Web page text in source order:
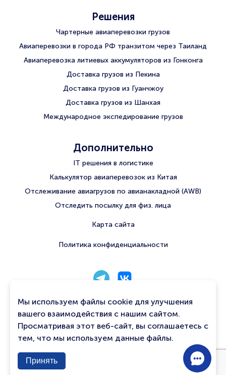
Решения
Чартерные авиаперевозки грузов
Авиаперевозки в города РФ транзитом через Таиланд
Авиаперевозка литиевых аккумуляторов из Гонконга
Доставка грузов из Пекина
Доставка грузов из Гуанчжоу
Доставка грузов из Шанхая
Международное экспедирование грузов
Дополнительно
IT решения в логистике
Калькулятор авиаперевозок из Китая
Отслеживание авиагрузов по авианакладной (AWB)
Отследить посылку для физ. лица
Карта сайта
Политика конфиденциальности
8 800 222 56 06
info@qtavia.com
Связаться с нами
Мы используем файлы cookie для улучшения
вашего взаимодействия с нашим сайтом.
Просматривая этот веб-сайт, вы соглашаетесь с
тем, что мы используем данные файлы.
Принять
Us